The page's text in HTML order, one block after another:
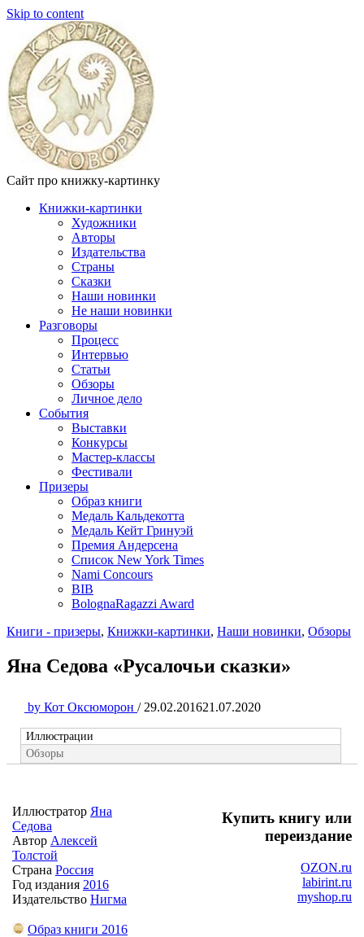
Skip to content
Сайт про книжку-картинку
Книжки-картинки
Художники
Авторы
Издательства
Страны
Сказки
Наши новинки
Не наши новинки
Разговоры
Процесс
Интервью
Статьи
Обзоры
Личное дело
События
Выставки
Конкурсы
Мастер-классы
Фестивали
Призеры
Образ книги
Медаль Кальдекотта
Медаль Кейт Гринуэй
Премия Андерсена
Список New York Times
Nami Concours
BIB
BolognaRagazzi Award
Книги - призеры, Книжки-картинки, Наши новинки, Обзоры
Яна Седова «Русалочьи сказки»
by Кот Оксюморон / 29.02.201621.07.2020
Иллюстрации
Обзоры
Иллюстратор Яна
Седова
Автор Алексей
Толстой
Страна Россия
Год издания 2016
Издательство Нигма
Купить книгу или
переиздание
OZON.ru
labirint.ru
myshop.ru
Образ книги 2016